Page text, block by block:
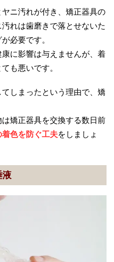
ニ汚れが付き、矯正器具の
れは歯磨きで落とせないた
必要です。
に影響は与えませんが、着
も悪いです。
しまったという理由で、矯
矯正器具を交換する数日前
色を防ぐ工夫をしましょ
液